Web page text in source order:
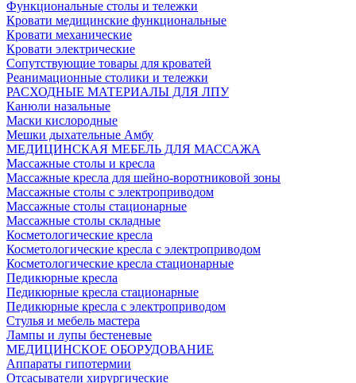
Функциональные столы и тележки
Кровати медицинские функциональные
Кровати механические
Кровати электрические
Сопутствующие товары для кроватей
Реанимационные столики и тележки
РАСХОДНЫЕ МАТЕРИАЛЫ ДЛЯ ЛПУ
Канюли назальные
Маски кислородные
Мешки дыхательные Амбу
МЕДИЦИНСКАЯ МЕБЕЛЬ ДЛЯ МАССАЖА
Массажные столы и кресла
Массажные кресла для шейно-воротниковой зоны
Массажные столы с электроприводом
Массажные столы стационарные
Массажные столы складные
Косметологические кресла
Косметологические кресла с электроприводом
Косметологические кресла стационарные
Педикюрные кресла
Педикюрные кресла стационарные
Педикюрные кресла с электроприводом
Стулья и мебель мастера
Лампы и лупы бестеневые
МЕДИЦИНСКОЕ ОБОРУДОВАНИЕ
Аппараты гипотермии
Отсасыватели хирургические